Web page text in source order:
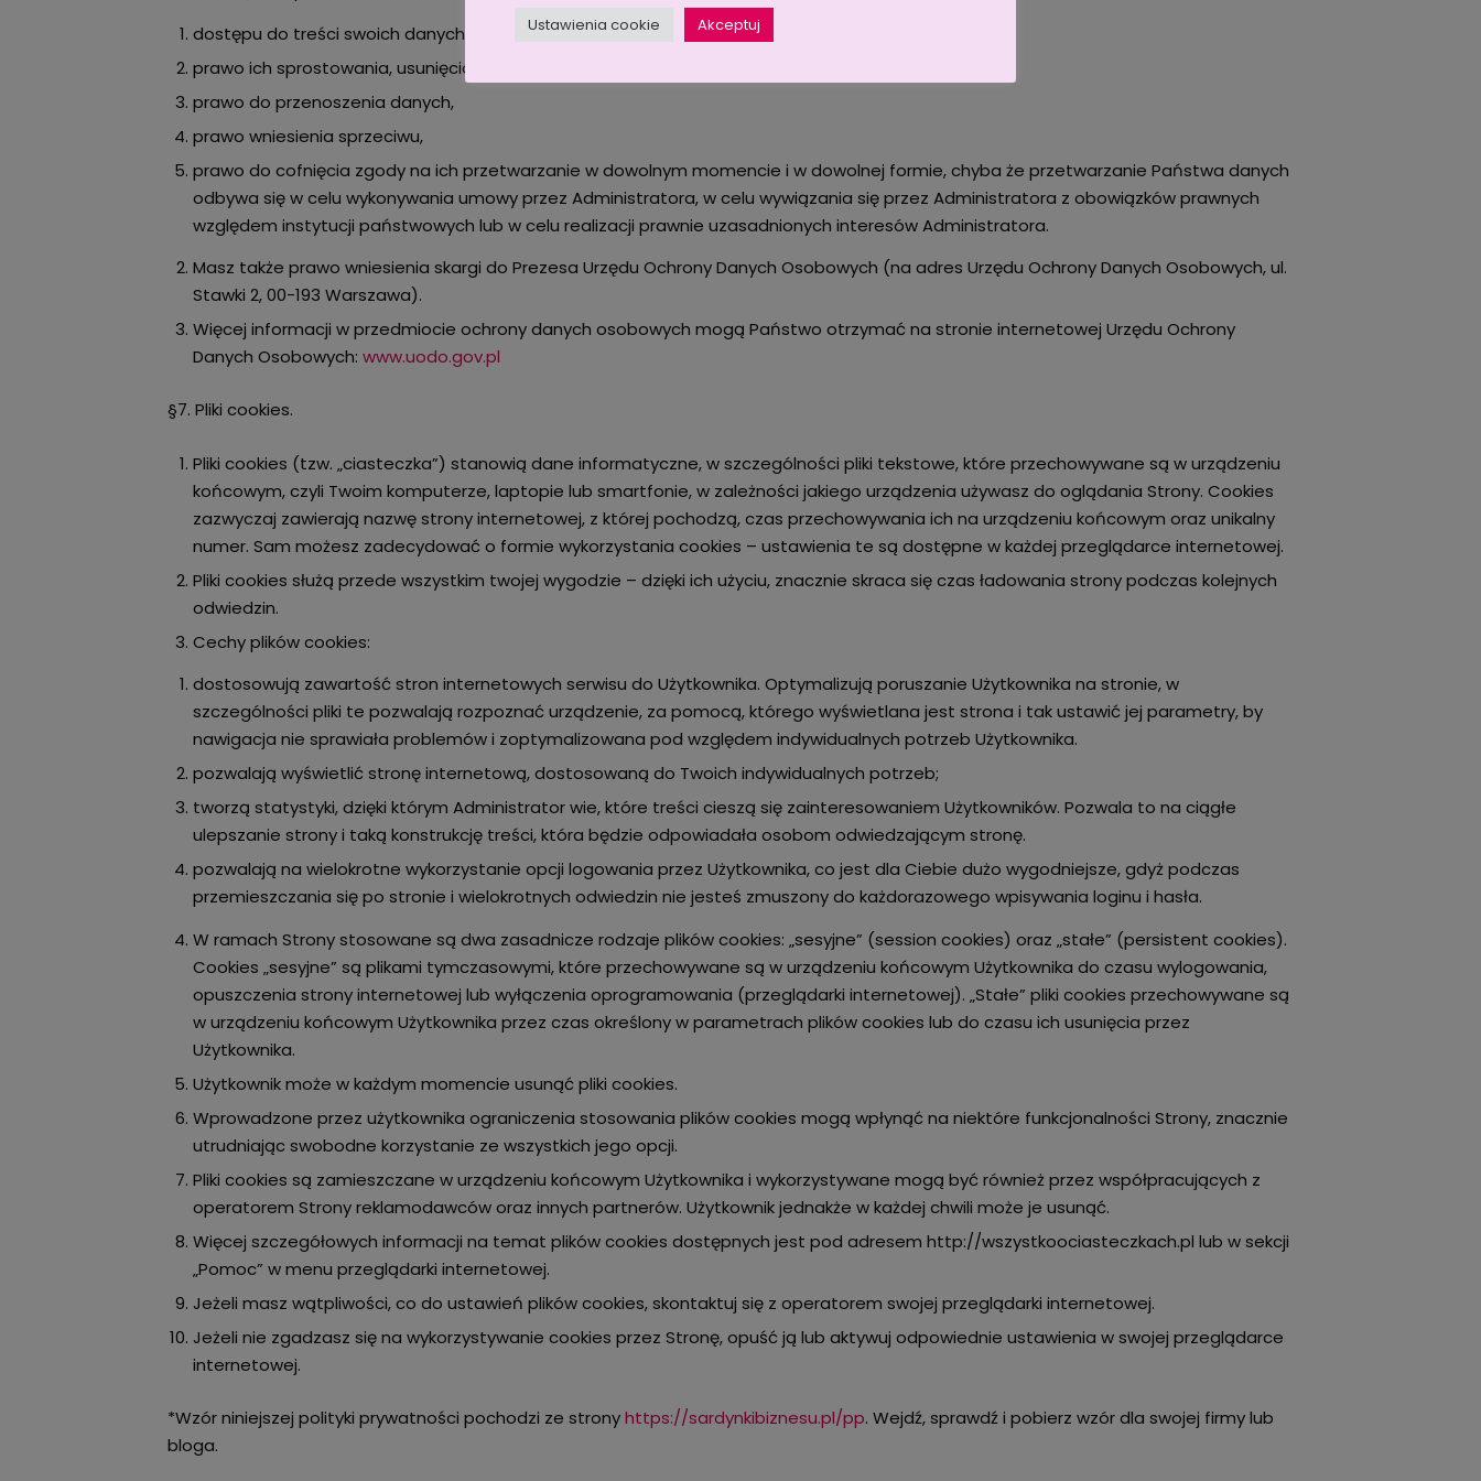
dostępu do treści swoich danych oraz
prawo ich sprostowania, usunięcia, ograniczenia przetwarzania,
prawo do przenoszenia danych,
prawo wniesienia sprzeciwu,
prawo do cofnięcia zgody na ich przetwarzanie w dowolnym momencie i w dowolnej formie, chyba że przetwarzanie Państwa danych
odbywa się w celu wykonywania umowy przez Administratora, w celu wywiązania się przez Administratora z obowiązków prawnych
względem instytucji państwowych lub w celu realizacji prawnie uzasadnionych interesów Administratora.
Masz także prawo wniesienia skargi do Prezesa Urzędu Ochrony Danych Osobowych (na adres Urzędu Ochrony Danych Osobowych, ul.
Stawki 2, 00-193 Warszawa).
Więcej informacji w przedmiocie ochrony danych osobowych mogą Państwo otrzymać na stronie internetowej Urzędu Ochrony
Danych Osobowych: www.uodo.gov.pl
§7. Pliki cookies.
Pliki cookies (tzw. „ciasteczka”) stanowią dane informatyczne, w szczególności pliki tekstowe, które przechowywane są w urządzeniu
końcowym, czyli Twoim komputerze, laptopie lub smartfonie, w zależności jakiego urządzenia używasz do oglądania Strony. Cookies
zazwyczaj zawierają nazwę strony internetowej, z której pochodzą, czas przechowywania ich na urządzeniu końcowym oraz unikalny
numer. Sam możesz zadecydować o formie wykorzystania cookies – ustawienia te są dostępne w każdej przeglądarce internetowej.
Pliki cookies służą przede wszystkim twojej wygodzie – dzięki ich użyciu, znacznie skraca się czas ładowania strony podczas kolejnych
odwiedzin.
Cechy plików cookies:
dostosowują zawartość stron internetowych serwisu do Użytkownika. Optymalizują poruszanie Użytkownika na stronie, w
szczególności pliki te pozwalają rozpoznać urządzenie, za pomocą, którego wyświetlana jest strona i tak ustawić jej parametry, by
nawigacja nie sprawiała problemów i zoptymalizowana pod względem indywidualnych potrzeb Użytkownika.
pozwalają wyświetlić stronę internetową, dostosowaną do Twoich indywidualnych potrzeb;
tworzą statystyki, dzięki którym Administrator wie, które treści cieszą się zainteresowaniem Użytkowników. Pozwala to na ciągłe
ulepszanie strony i taką konstrukcję treści, która będzie odpowiadała osobom odwiedzającym stronę.
pozwalają na wielokrotne wykorzystanie opcji logowania przez Użytkownika, co jest dla Ciebie dużo wygodniejsze, gdyż podczas
przemieszczania się po stronie i wielokrotnych odwiedzin nie jesteś zmuszony do każdorazowego wpisywania loginu i hasła.
W ramach Strony stosowane są dwa zasadnicze rodzaje plików cookies: „sesyjne” (session cookies) oraz „stałe” (persistent cookies).
Cookies „sesyjne” są plikami tymczasowymi, które przechowywane są w urządzeniu końcowym Użytkownika do czasu wylogowania,
opuszczenia strony internetowej lub wyłączenia oprogramowania (przeglądarki internetowej). „Stałe” pliki cookies przechowywane są
w urządzeniu końcowym Użytkownika przez czas określony w parametrach plików cookies lub do czasu ich usunięcia przez
Użytkownika.
Użytkownik może w każdym momencie usunąć pliki cookies.
Wprowadzone przez użytkownika ograniczenia stosowania plików cookies mogą wpłynąć na niektóre funkcjonalności Strony, znacznie
utrudniając swobodne korzystanie ze wszystkich jego opcji.
Pliki cookies są zamieszczane w urządzeniu końcowym Użytkownika i wykorzystywane mogą być również przez współpracujących z
operatorem Strony reklamodawców oraz innych partnerów. Użytkownik jednakże w każdej chwili może je usunąć.
Więcej szczegółowych informacji na temat plików cookies dostępnych jest pod adresem http://wszystkoociasteczkach.pl lub w sekcji
„Pomoc” w menu przeglądarki internetowej.
Jeżeli masz wątpliwości, co do ustawień plików cookies, skontaktuj się z operatorem swojej przeglądarki internetowej.
Jeżeli nie zgadzasz się na wykorzystywanie cookies przez Stronę, opuść ją lub aktywuj odpowiednie ustawienia w swojej przeglądarce
internetowej.
*Wzór niniejszej polityki prywatności pochodzi ze stronyhttps://sardynkibiznesu.pl/pp. Wejdź, sprawdź i pobierz wzór dla swojej firmy lub
bloga.
Ustawienia cookie Akceptuj